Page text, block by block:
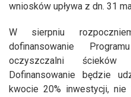
wniosków upływa z dn. 31
W sierpniu
dofinansowanie
oczyszczalni
Dofinansowanie będzie
kwocie 20% inwestycji,